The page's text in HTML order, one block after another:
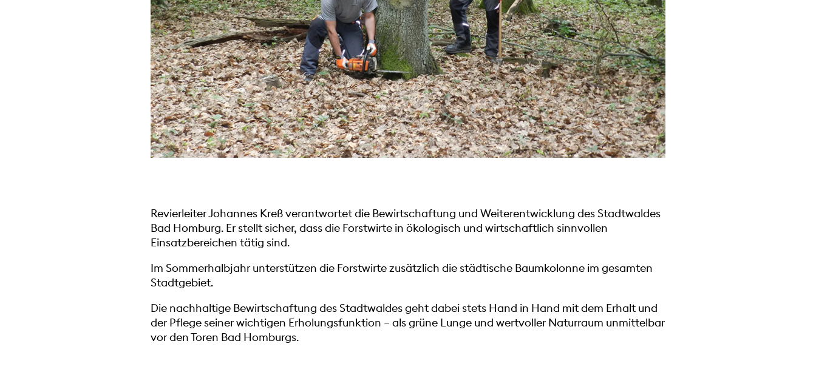
Revierleiter Johannes Kreß verantwortet die Bewirtschaftung und Weiterentwicklung des Stadtwaldes
Bad Homburg. Er stellt sicher, dass die Forstwirte in ökologisch und wirtschaftlich sinnvollen
Einsatzbereichen tätig sind.
Im Sommerhalbjahr unterstützen die Forstwirte zusätzlich die städtische Baumkolonne im gesamten
Stadtgebiet.
Die nachhaltige Bewirtschaftung des Stadtwaldes geht dabei stets Hand in Hand mit dem Erhalt und
der Pflege seiner wichtigen Erholungsfunktion – als grüne Lunge und wertvoller Naturraum unmittelbar
vor den Toren Bad Homburgs.